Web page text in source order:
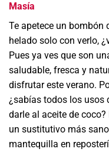
Masía
Te apetece un bombón
helado solo con verlo,
Pues ya ves que son
saludable, fresca y
disfrutar este verano.
¿sabías todos los usos
darle al aceite de coco?
un sustitutivo más
mantequilla en